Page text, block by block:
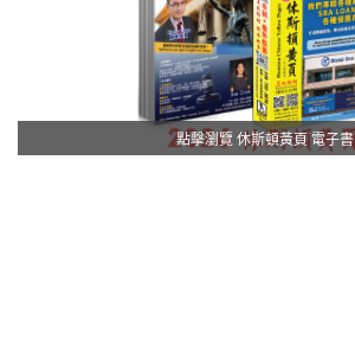
點擊瀏覽 休斯頓黃頁 電子書